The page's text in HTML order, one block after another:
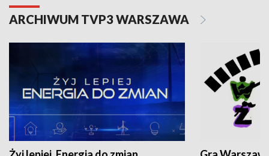
ARCHIWUM TVP3 WARSZAWA